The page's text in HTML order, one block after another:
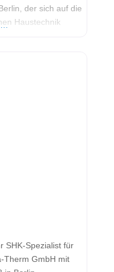
der sich auf die
Haustechnik
…
SHK-Spezialist für
Therm GmbH mit